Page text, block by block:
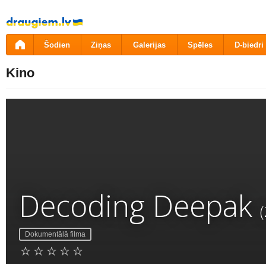
Pāriet
uz
saturu
Šodien Ziņas Galerijas Spēles D-biedri
Kino
Decoding Deepak
Dokumentālā filma